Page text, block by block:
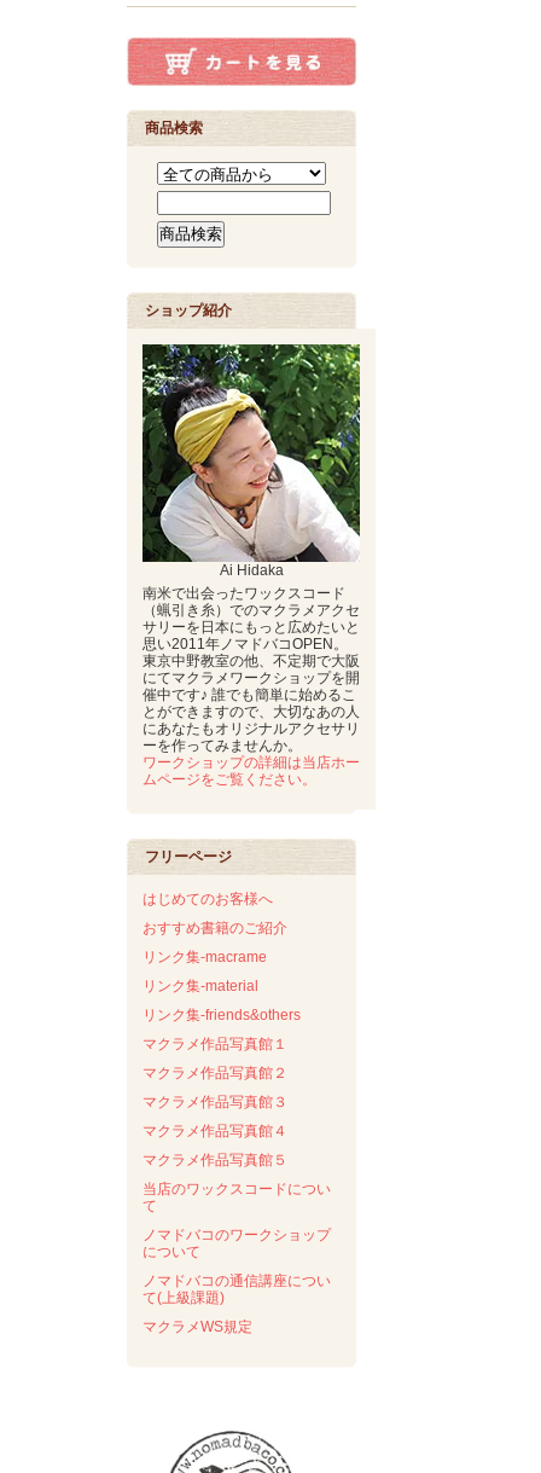
商品検索
ショップ紹介
Ai Hidaka
南米で出会ったワックスコード
（蝋引き糸）でのマクラメアクセ
サリーを日本にもっと広めたいと
思い2011年ノマドバコOPEN。
東京中野教室の他、不定期で大阪
にてマクラメワークショップを開
催中です♪ 誰でも簡単に始めるこ
とができますので、大切なあの人
にあなたもオリジナルアクセサリ
ーを作ってみませんか。
ワークショップの詳細は当店ホー
ムページをご覧ください。
フリーページ
はじめてのお客様へ
おすすめ書籍のご紹介
リンク集-macrame
リンク集-material
リンク集-friends&others
マクラメ作品写真館１
マクラメ作品写真館２
マクラメ作品写真館３
マクラメ作品写真館４
マクラメ作品写真館５
当店のワックスコードについ
て
ノマドバコのワークショップ
について
ノマドバコの通信講座につい
て(上級課題)
マクラメWS規定